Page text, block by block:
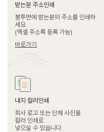
받는분 주소인쇄
봉투면에 받는분의 주소를 인쇄하
세요.
(엑셀 주소록 등록 가능)
바로가기
내지 컬러인쇄
회사 로고 또는 단체 사진을
컬러 인쇄로
넣으실 수 있습니다.